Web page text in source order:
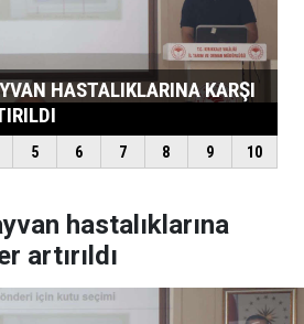
hastalıklarına
artırıldı